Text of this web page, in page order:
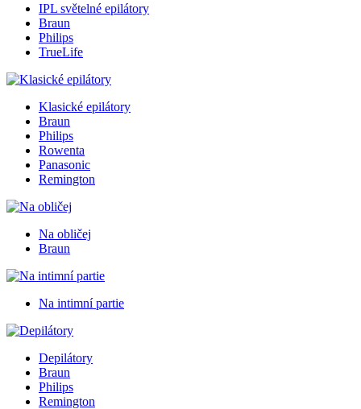
IPL světelné epilátory
Braun
Philips
TrueLife
Klasické epilátory
Braun
Philips
Rowenta
Panasonic
Remington
Na obličej
Braun
Na intimní partie
Depilátory
Braun
Philips
Remington